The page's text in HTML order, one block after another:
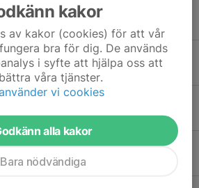
0
idag, torsdag 11/6
0
0
kakor
av kakor (cookies) för att vår
bra för dig. De används
i syfte att hjälpa oss att
våra tjänster.
vi cookies
alla kakor
Bara nödvändiga